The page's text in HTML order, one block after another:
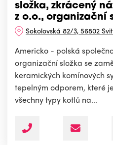
složka, zkrácený
z o.o., organizační
Sokolovská 82/3, 56802
Americko - polská
organizační složka se
keramických komínových
tepelným odporem, které
všechny typy kotlů na...